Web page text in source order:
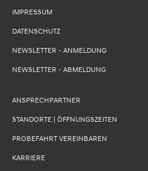
IMPRESSUM
DATENSCHUTZ
NEWSLETTER - ANMELDUNG
NEWSLETTER - ABMELDUNG
ANSPRECHPARTNER
STANDORTE | ÖFFNUNGSZEITEN
PROBEFAHRT VEREINBAREN
KARRIERE